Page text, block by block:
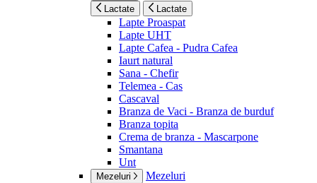
Lactate Lactate
Lapte Proaspat
Lapte UHT
Lapte Cafea - Pudra Cafea
Iaurt natural
Sana - Chefir
Telemea - Cas
Cascaval
Branza de Vaci - Branza de burduf
Branza topita
Crema de branza - Mascarpone
Smantana
Unt
Mezeluri Mezeluri